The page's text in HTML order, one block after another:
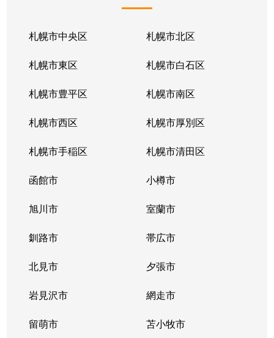
札幌市中央区 札幌市北区
札幌市東区 札幌市白石区
札幌市豊平区 札幌市南区
札幌市西区 札幌市厚別区
札幌市手稲区 札幌市清田区
函館市 小樽市
旭川市 室蘭市
釧路市 帯広市
北見市 夕張市
岩見沢市 網走市
留萌市 苫小牧市